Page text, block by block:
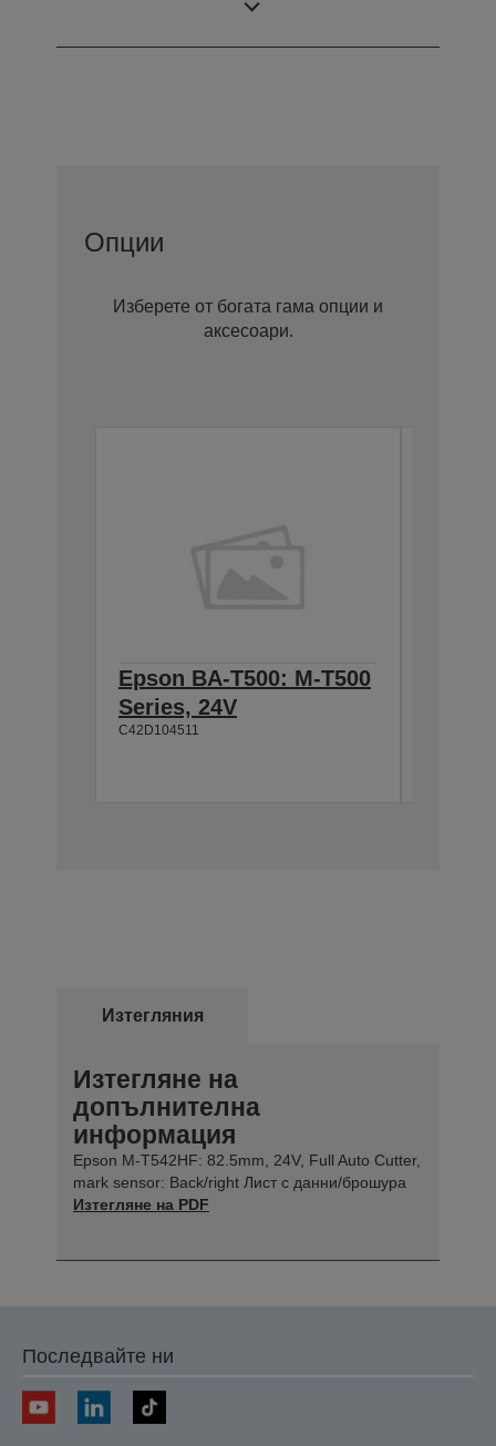
Опции
Изберете от богата гама опции и
аксесоари.
Epson BA-T500: M-T500
Series, 24V
C42D104511
Изтегляния
Изтегляне на
допълнителна
информация
Epson M-T542HF: 82.5mm, 24V, Full Auto Cutter,
mark sensor: Back/right Лист с данни/брошура
Изтегляне на PDF
Последвайте ни